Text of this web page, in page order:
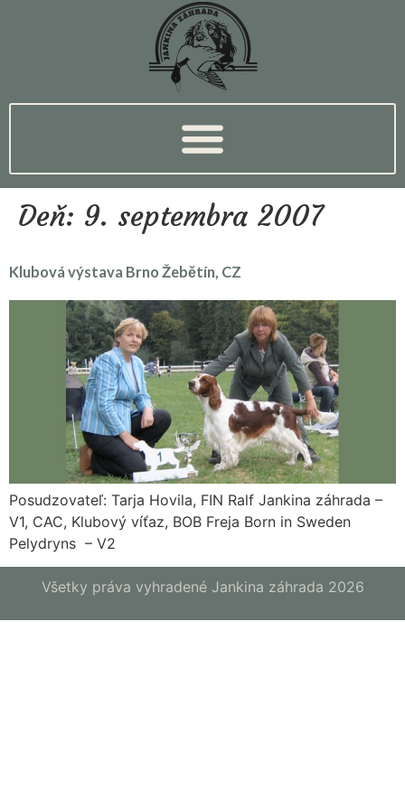
Deň: 9. septembra 2007
Klubová výstava Brno Žebětín, CZ
Posudzovateľ: Tarja Hovila, FIN Ralf Jankina záhrada –
V1, CAC, Klubový víťaz, BOB Freja Born in Sweden
Pelydryns – V2
Všetky práva vyhradené Jankina záhrada 2026